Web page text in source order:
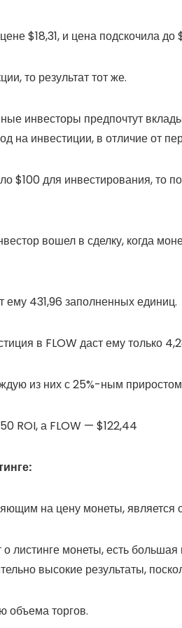
$18,31, и цена подскочила
то результат тот же.
инвесторы предпочтут
на инвестиции, в отличие от
$100 для инвестирования, то
вошел в сделку, когда
ему 431,96 заполненных единиц.
в FLOW даст ему только
из них с 25%-ным
ROI, а FLOW — $122,44
на цену монеты, является
монеты, есть большая
высокие результаты,
объема торгов.